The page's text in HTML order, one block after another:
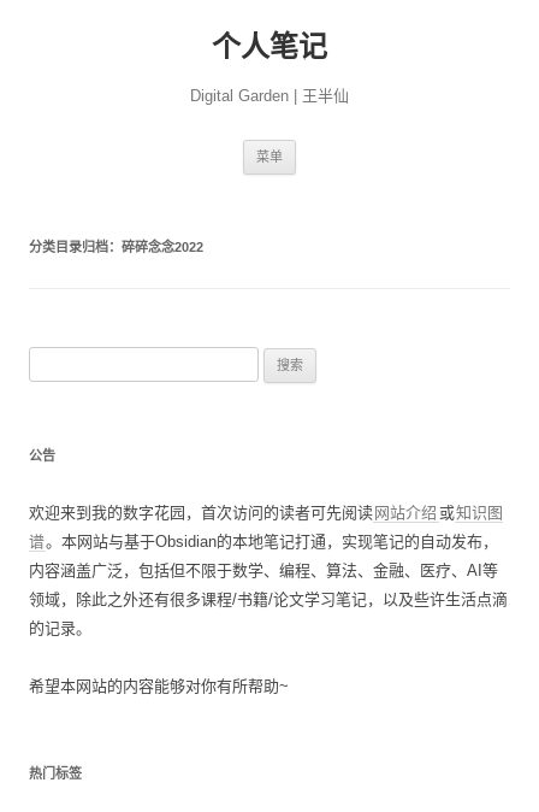
个人笔记
Digital Garden | 王半仙
菜单
分类目录归档： 碎碎念念2022
公告
欢迎来到我的数字花园，首次访问的读者可先阅读 网站介绍 或知识图
谱。本网站与基于Obsidian的本地笔记打通，实现笔记的自动发布，
内容涵盖广泛，包括但不限于数学、编程、算法、金融、医疗、AI等
领域，除此之外还有很多课程/书籍/论文学习笔记，以及些许生活点滴
的记录。
希望本网站的内容能够对你有所帮助~
热门标签